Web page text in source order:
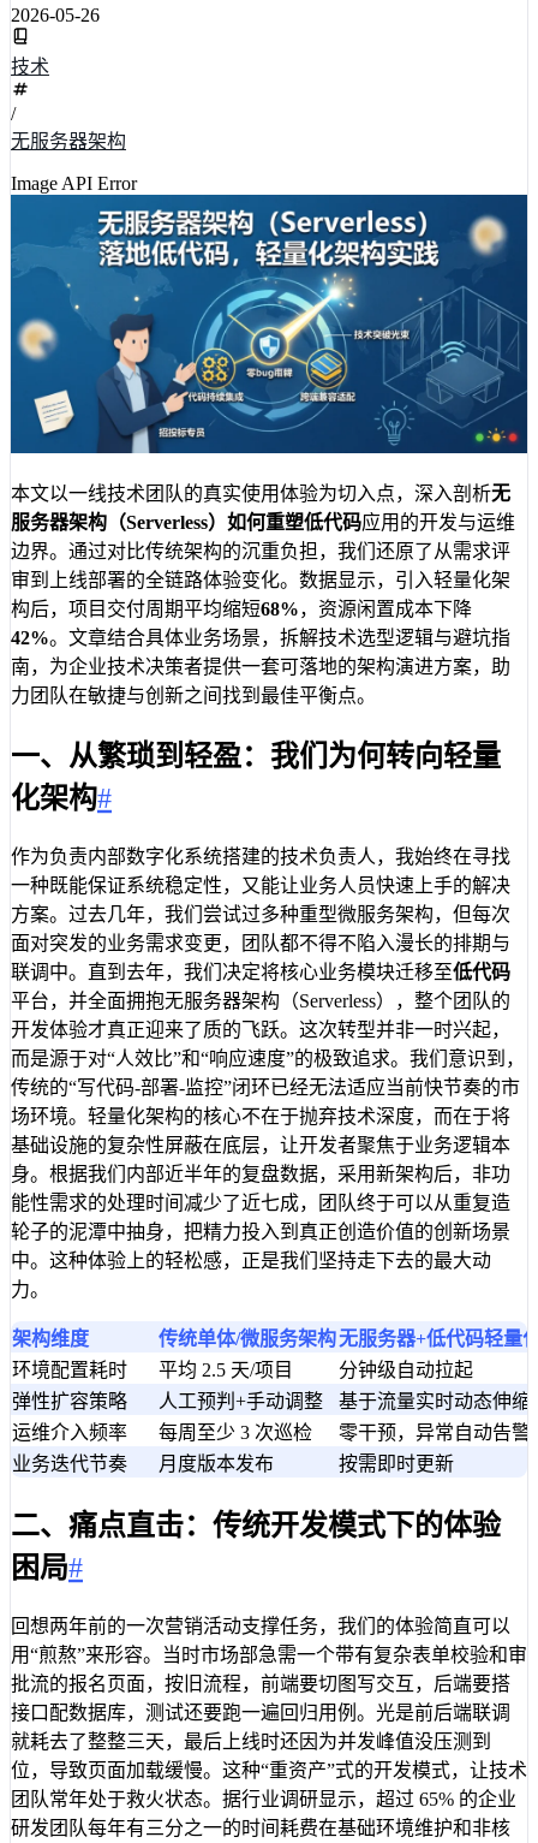
2026-05-26
技术
/
无服务器架构
Image API Error
本文以一线技术团队的真实使用体验为切入点，深入剖析无
服务器架构（Serverless） 如何重塑低代码应用的开发与运维
边界。通过对比传统架构的沉重负担，我们还原了从需求评
审到上线部署的全链路体验变化。数据显示，引入轻量化架
构后，项目交付周期平均缩短68%，资源闲置成本下降
42%。文章结合具体业务场景，拆解技术选型逻辑与避坑指
南，为企业技术决策者提供一套可落地的架构演进方案，助
力团队在敏捷与创新之间找到最佳平衡点。
一、从繁琐到轻盈：我们为何转向轻量
化架构#
作为负责内部数字化系统搭建的技术负责人，我始终在寻找
一种既能保证系统稳定性，又能让业务人员快速上手的解决
方案。过去几年，我们尝试过多种重型微服务架构，但每次
面对突发的业务需求变更，团队都不得不陷入漫长的排期与
联调中。直到去年，我们决定将核心业务模块迁移至低代码
平台，并全面拥抱无服务器架构（Serverless），整个团队的
开发体验才真正迎来了质的飞跃。这次转型并非一时兴起，
而是源于对“人效比”和“响应速度”的极致追求。我们意识到，
传统的“写代码-部署-监控”闭环已经无法适应当前快节奏的市
场环境。轻量化架构的核心不在于抛弃技术深度，而在于将
基础设施的复杂性屏蔽在底层，让开发者聚焦于业务逻辑本
身。根据我们内部近半年的复盘数据，采用新架构后，非功
能性需求的处理时间减少了近七成，团队终于可以从重复造
轮子的泥潭中抽身，把精力投入到真正创造价值的创新场景
中。这种体验上的轻松感，正是我们坚持走下去的最大动
力。
架构维度 传统单体/微服务架构无服务器+低代码轻量
环境配置耗时
平均 2.5 天/项目
分钟级自动拉起
弹性扩容策略
人工预判+手动调整
基于流量实时动态伸缩
运维介入频率
每周至少 3 次巡检
零干预，异常自动告警
业务迭代节奏
月度版本发布 按需即时更新
二、痛点直击：传统开发模式下的体验
困局#
回想两年前的一次营销活动支撑任务，我们的体验简直可以
用“煎熬”来形容。当时市场部急需一个带有复杂表单校验和审
批流的报名页面，按旧流程，前端要切图写交互，后端要搭
接口配数据库，测试还要跑一遍回归用例。光是前后端联调
就耗去了整整三天，最后上线时还因为并发峰值没压测到
位，导致页面加载缓慢。这种“重资产”式的开发模式，让技术
团队常年处于救火状态。据行业调研显示，超过 65% 的企业
研发团队每年有三分之一的时间耗费在基础环境维护和非核